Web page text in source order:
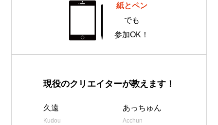
紙とペン
でも
参加OK！
現役のクリエイターが教えます！
久遠
Kudou
あっちゅん
Acchun